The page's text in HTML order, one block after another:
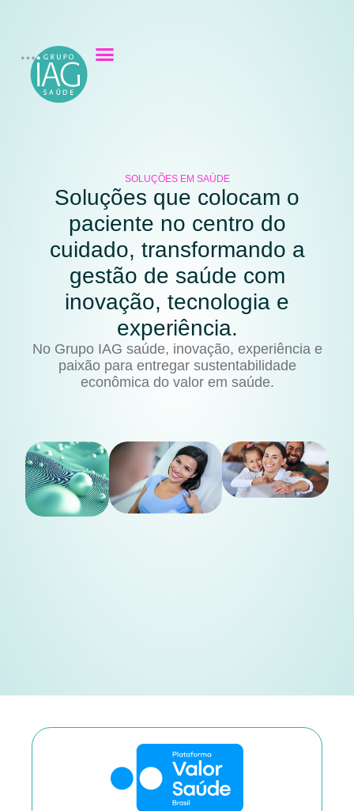
SOLUÇÕES EM SAÚDE
Soluções que colocam o
paciente no centro do
cuidado, transformando a
gestão de saúde com
inovação, tecnologia e
experiência.
No Grupo IAG saúde, inovação, experiência e
paixão para entregar sustentabilidade
econômica do valor em saúde.